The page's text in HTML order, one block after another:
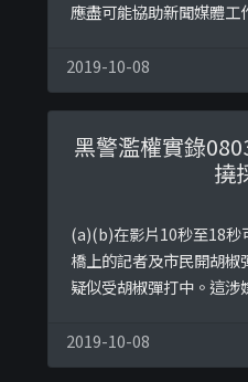
應盡可能協助新聞媒體工
2019-10-08
黑警濫權實錄
撓
(a)(b)在影片10秒至18秒
橋上的記者及市民開胡
疑似受胡椒彈打中。這
或解散公眾聚集時，只可
力」。而過份武力對待
2019-10-08